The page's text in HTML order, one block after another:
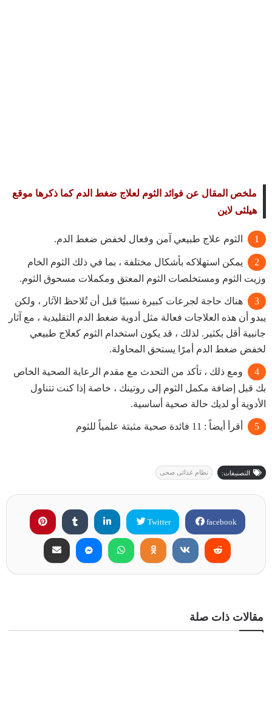
ملخص المقال عن فوائد الثوم لعلاج ضغط الدم كما ذكرها موقع
هيلثى لاين
الثوم علاج طبيعي آمن وفعال لخفض ضغط الدم.
يمكن استهلاكه بأشكال مختلفة ، بما في ذلك الثوم الخام
وزيت الثوم ومستخلصات الثوم المعتق ومكملات مسحوق الثوم.
هناك حاجة لجرعات كبيرة نسبيًا قبل أن تُلاحظ الآثار ، ولكن
يبدو أن هذه العلاجات فعالة مثل أدوية ضغط الدم التقليدية ، مع آثار
جانبية أقل بكثير. لذلك ، قد يكون استخدام الثوم كعلاج طبيعي
لخفض ضغط الدم أمرًا يستحق المحاولة.
ومع ذلك ، تأكد من التحدث مع مقدم الرعاية الصحية الخاص
بك قبل إضافة مكمل الثوم إلى روتينك ، خاصة إذا كنت تتناول
الأدوية أو لديك حالة صحية أساسية.
أقرأ أيضاً : 11 فائدة صحية مثبتة علمياً للثوم
التصنيفات: نظام غذائى صحى
facebook
Twitter
مقالات ذات صلة